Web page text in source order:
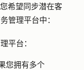
希望同步潜在客
管理平台中：
平台：
您拥有多个